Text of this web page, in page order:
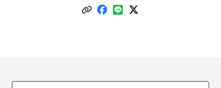
判斷之依據，苟其行為足以使他人在社會上之評
侵害之虞時，得請求防止之。